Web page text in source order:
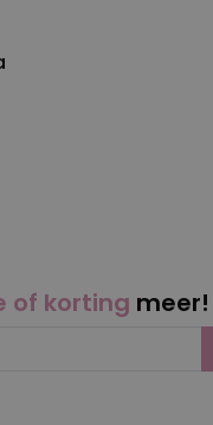
of korting meer!